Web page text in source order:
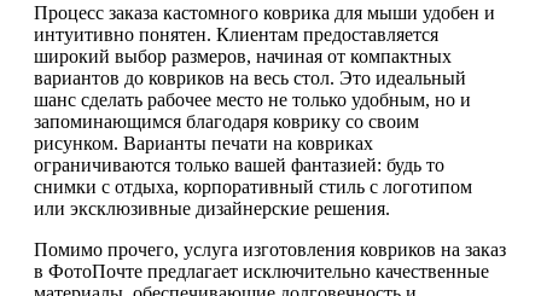
Процесс заказа кастомного коврика для мыши удобен и
интуитивно понятен. Клиентам предоставляется
широкий выбор размеров, начиная от компактных
вариантов до ковриков на весь стол. Это идеальный
шанс сделать рабочее место не только удобным, но и
запоминающимся благодаря коврику со своим
рисунком. Варианты печати на ковриках
ограничиваются только вашей фантазией: будь то
снимки с отдыха, корпоративный стиль с логотипом
или эксклюзивные дизайнерские решения.
Помимо прочего, услуга изготовления ковриков на заказ
в ФотоПочте предлагает исключительно качественные